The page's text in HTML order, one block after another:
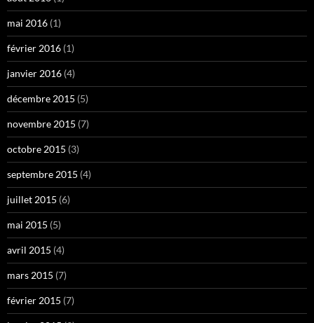
mai 2016 (1)
février 2016 (1)
janvier 2016 (4)
décembre 2015 (5)
novembre 2015 (7)
octobre 2015 (3)
septembre 2015 (4)
juillet 2015 (6)
mai 2015 (5)
avril 2015 (4)
mars 2015 (7)
février 2015 (7)